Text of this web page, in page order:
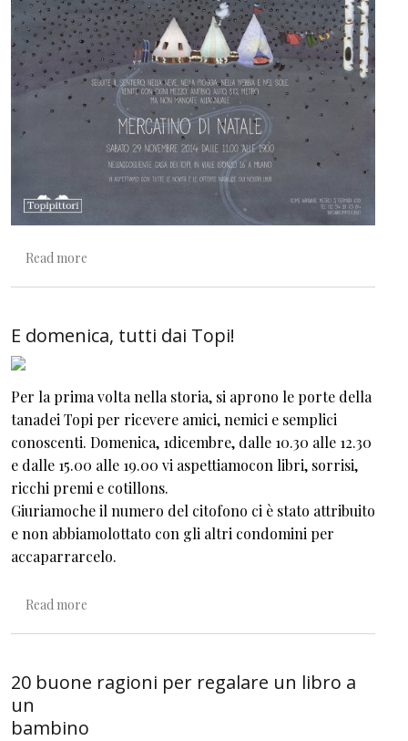
Read more
E domenica, tutti dai Topi!
Per la prima volta nella storia, si aprono le porte della
tanadei Topi per ricevere amici, nemici e semplici
conoscenti. Domenica, 1dicembre, dalle 10.30 alle 12.30
e dalle 15.00 alle 19.00 vi aspettiamocon libri, sorrisi,
ricchi premi e cotillons.
Giuriamoche il numero del citofono ci è stato attribuito
e non abbiamolottato con gli altri condomini per
accaparrarcelo.
Read more
20 buone ragioni per regalare un libro a
un
bambino